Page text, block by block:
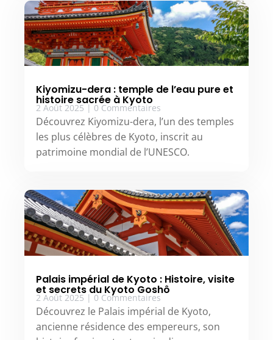
Kiyomizu-dera : temple de l’eau pure et
histoire sacrée à Kyoto
2 Août 2025 | 0 Commentaires
Découvrez Kiyomizu-dera, l’un des temples
les plus célèbres de Kyoto, inscrit au
patrimoine mondial de l’UNESCO.
Palais impérial de Kyoto : Histoire, visite
et secrets du Kyoto Goshô
2 Août 2025 | 0 Commentaires
Découvrez le Palais impérial de Kyoto,
ancienne résidence des empereurs, son